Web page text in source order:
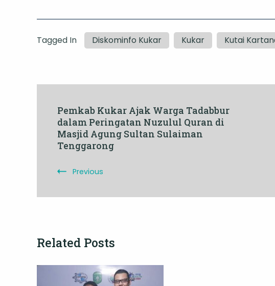
Tagged In Diskominfo Kukar Kukar Kutai
Post
Navigation
Pemkab Kukar Ajak Warga Tadabbur
dalam Peringatan Nuzulul Quran di
Masjid Agung Sultan Sulaiman
Tenggarong
Previous
Related Posts